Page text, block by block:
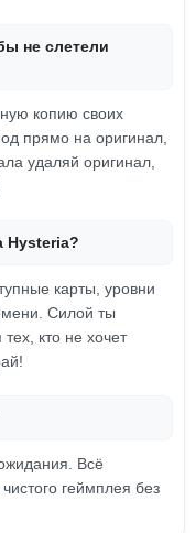
не слетели
копию своих
прямо на оригинал,
удаляй оригинал,
Hysteria?
карты, уровни
Силой ты
кто не хочет
Всё
геймплея без